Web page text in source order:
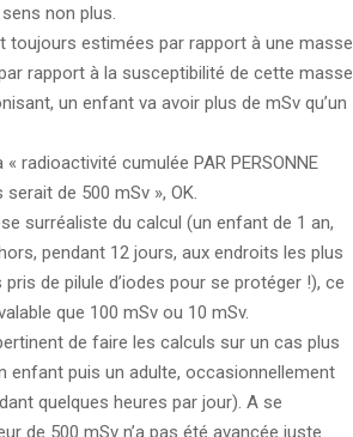
non plus.
toujours estimées par rapport à une masse
rapport à la susceptibilité de cette masse
un enfant va avoir plus de mSv qu’un
radioactivité cumulée PAR PERSONNE
de 500 mSv », OK.
surréaliste du calcul (un enfant de 1 an,
pendant 12 jours, aux endroits les plus
pris de pilule d’iodes pour se protéger !), ce
que 100 mSv ou 10 mSv.
de faire les calculs sur un cas plus
enfant puis un adulte, occasionnellement
quelques heures par jour). A se
de 500 mSv n’a pas été avancée juste